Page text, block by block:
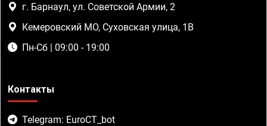
г. Барнаул, ул. Советской Армии, 2
Кемеровский МО, Суховская улица, 1В
Пн-Сб | 09:00 - 19:00
Контакты
Telegram: EuroCT_bot